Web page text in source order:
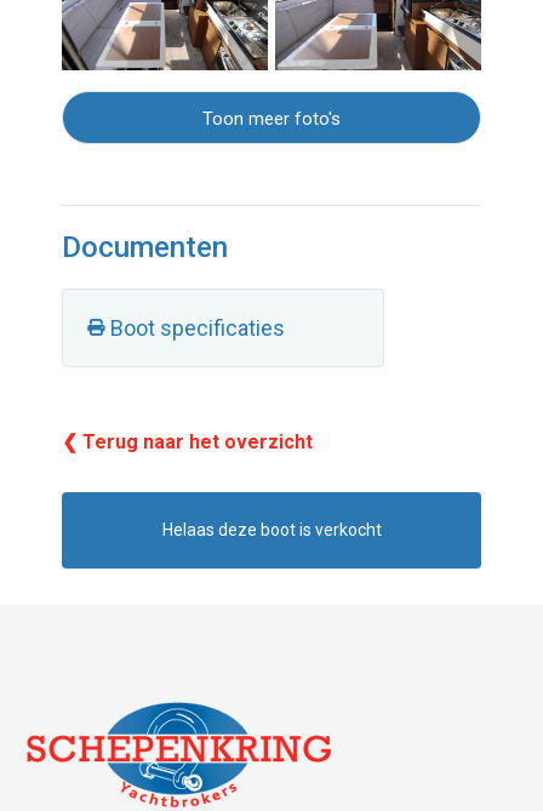
Toon meer foto's
Documenten
Boot specificaties
❮ Terug naar het overzicht
Helaas deze boot is verkocht